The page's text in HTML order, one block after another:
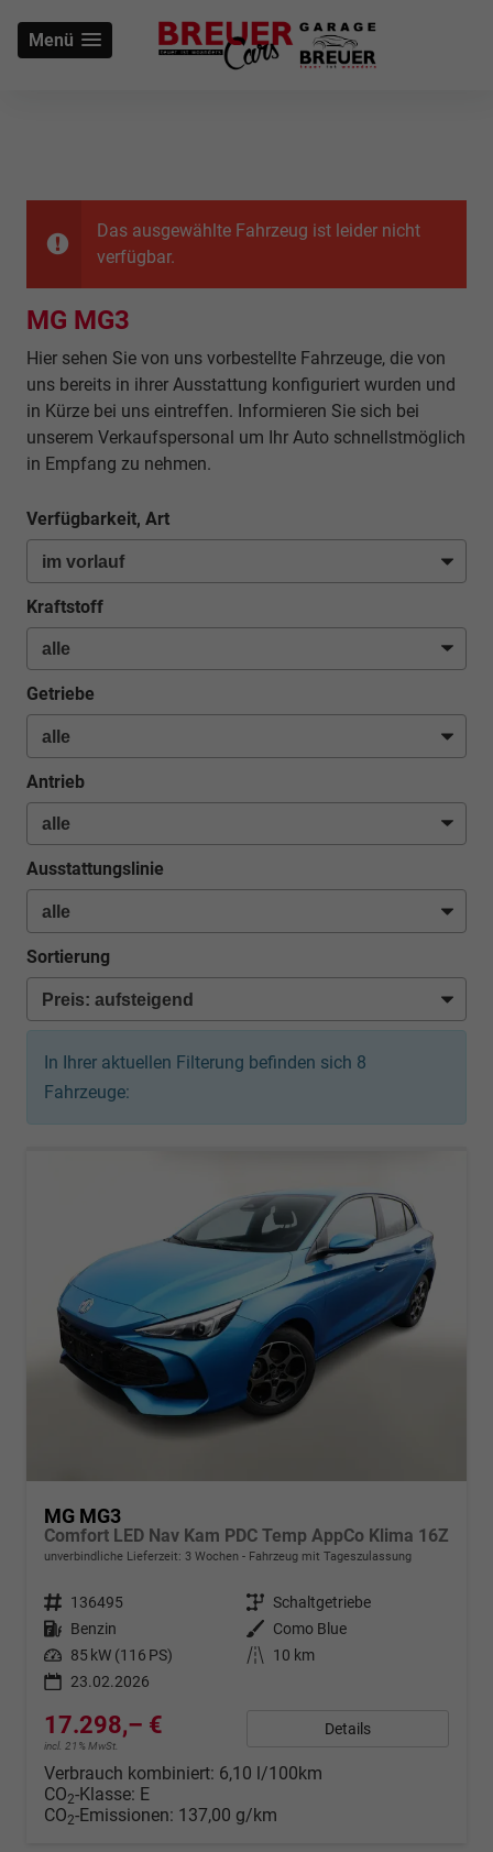
Menü
Das ausgewählte Fahrzeug ist leider nicht
verfügbar.
MG MG3
Hier sehen Sie von uns vorbestellte Fahrzeuge, die von
uns bereits in ihrer Ausstattung konfiguriert wurden und
in Kürze bei uns eintreffen. Informieren Sie sich bei
unserem Verkaufspersonal um Ihr Auto schnellstmöglich
in Empfang zu nehmen.
Verfügbarkeit, Art
Kraftstoff
Getriebe
Antrieb
Ausstattungslinie
Sortierung
In Ihrer aktuellen Filterung befinden sich 8
Fahrzeuge:
MG MG3
Comfort LED Nav Kam PDC Temp AppCo Klima 16Z
unverbindliche Lieferzeit: 3 Wochen Fahrzeug mit Tageszulassung
Fahrzeugnr. 136495 Getriebe Schaltgetriebe
Kraftstoff Benzin Außenfarbe Como Blue
Leistung 85 kW (116 PS) Kilometerstand
10 km
23.02.2026
17.298,– €
incl. 21% MwSt.
Details
Verbrauch kombiniert: 6,10 l/100km
CO2-Klasse: E
CO2-Emissionen: 137,00 g/km